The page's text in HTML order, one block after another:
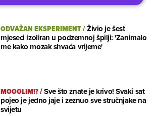
ODVAŽAN EKSPERIMENT/Živio je šest
mjeseci izoliran u podzemnoj špilji: 'Zanimalo
me kako mozak shvaća vrijeme'
MOOOLIM!?/Sve što znate je krivo! Svaki sat
pojeo je jedno jaje i zeznuo sve stručnjake na
svijetu